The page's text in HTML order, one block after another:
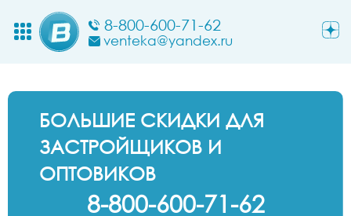
8-800-600-71-62
venteka@yandex.ru
БОЛЬШИЕ СКИДКИ ДЛЯ
ЗАСТРОЙЩИКОВ И
ОПТОВИКОВ
8-800-600-71-62